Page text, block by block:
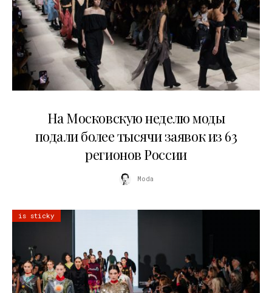
На Московскую неделю моды
подали более тысячи заявок из 63
регионов России
Moda
is sticky